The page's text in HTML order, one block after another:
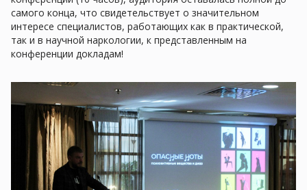
самого конца, что свидетельствует о значительном
интересе специалистов, работающих как в практической,
так и в научной наркологии, к представленным на
конференции докладам!